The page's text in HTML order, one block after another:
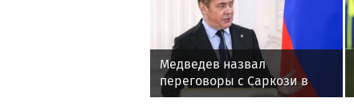
Медведев назвал
переговоры с Саркози в
2008 году жесткими и